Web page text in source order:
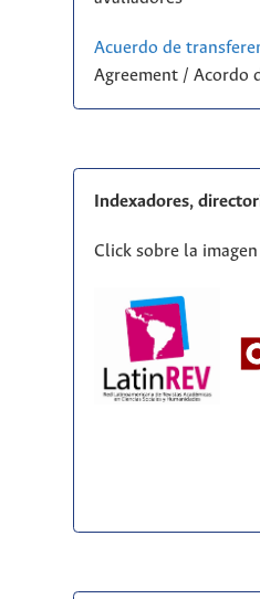
Acuerdo de
Agreement / Acordo
Indexadores,
Click sobre la